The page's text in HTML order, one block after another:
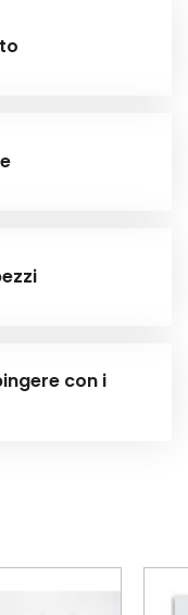
con i